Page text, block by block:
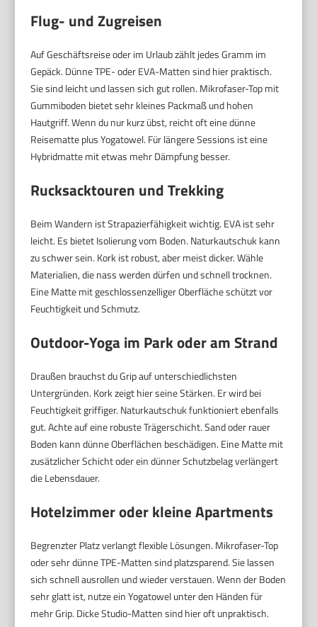
Flug- und Zugreisen
Auf Geschäftsreise oder im Urlaub zählt jedes Gramm im
Gepäck. Dünne TPE- oder EVA-Matten sind hier praktisch.
Sie sind leicht und lassen sich gut rollen. Mikrofaser-Top mit
Gummiboden bietet sehr kleines Packmaß und hohen
Hautgriff. Wenn du nur kurz übst, reicht oft eine dünne
Reisematte plus Yogatowel. Für längere Sessions ist eine
Hybridmatte mit etwas mehr Dämpfung besser.
Rucksacktouren und Trekking
Beim Wandern ist Strapazierfähigkeit wichtig. EVA ist sehr
leicht. Es bietet Isolierung vom Boden. Naturkautschuk kann
zu schwer sein. Kork ist robust, aber meist dicker. Wähle
Materialien, die nass werden dürfen und schnell trocknen.
Eine Matte mit geschlossenzelliger Oberfläche schützt vor
Feuchtigkeit und Schmutz.
Outdoor-Yoga im Park oder am Strand
Draußen brauchst du Grip auf unterschiedlichsten
Untergründen. Kork zeigt hier seine Stärken. Er wird bei
Feuchtigkeit griffiger. Naturkautschuk funktioniert ebenfalls
gut. Achte auf eine robuste Trägerschicht. Sand oder rauer
Boden kann dünne Oberflächen beschädigen. Eine Matte mit
zusätzlicher Schicht oder ein dünner Schutzbelag verlängert
die Lebensdauer.
Hotelzimmer oder kleine Apartments
Begrenzter Platz verlangt flexible Lösungen. Mikrofaser-Top
oder sehr dünne TPE-Matten sind platzsparend. Sie lassen
sich schnell ausrollen und wieder verstauen. Wenn der Boden
sehr glatt ist, nutze ein Yogatowel unter den Händen für
mehr Grip. Dicke Studio-Matten sind hier oft unpraktisch.